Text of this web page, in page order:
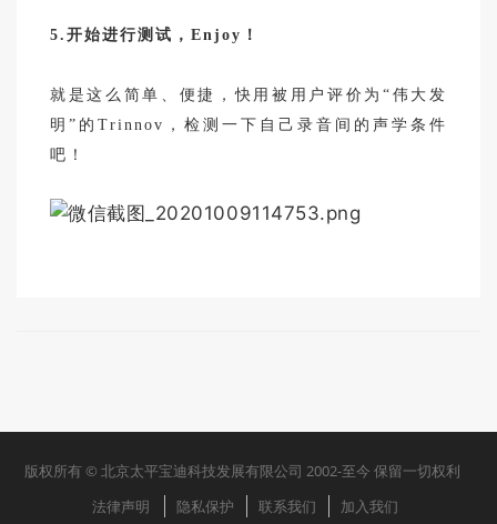
5.开始进行测试，Enjoy！
就是这么简单、便捷，快用被用户评价为“伟大发
明”的Trinnov，检测一下自己录音间的声学条件
吧！
版权所有 © 北京太平宝迪科技发展有限公司 2002-至今 保留一切权利
法律声明
隐私保护 联系我们 加入我们